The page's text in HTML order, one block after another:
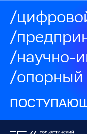
/
/
/научно-
/опорный